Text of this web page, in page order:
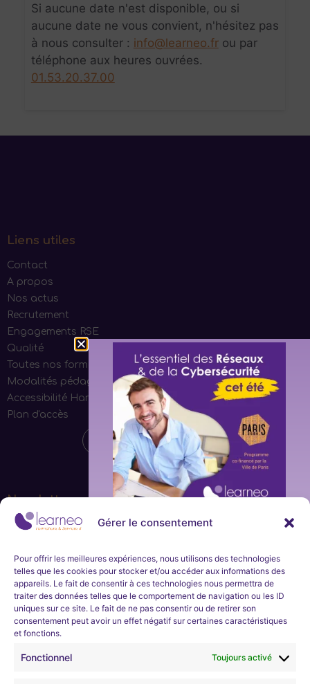
Gérer le consentement
Pour offrir les meilleures expériences, nous utilisons des technologies
telles que les cookies pour stocker et/ou accéder aux informations des
appareils. Le fait de consentir à ces technologies nous permettra de
traiter des données telles que le comportement de navigation ou les ID
uniques sur ce site. Le fait de ne pas consentir ou de retirer son
consentement peut avoir un effet négatif sur certaines caractéristiques
et fonctions.
Fonctionnel Toujours activé
Si aucune date n'est disponible, ou si
aucune date ne vous convient, n'hésitez pas
à nous consulter : info@learneo.frou par
téléphone aux heures ouvrées.
01.53.20.37.00
Liens utiles
Contact
A propos
Nos actus
Recrutement
Engagements RSE
Qualité
Toutes nos formations
Modalités pédagogiques
Accessibilité Handicap
Plan d'accès
Newsletter
Ne manquez aucune actualité de la part de Learneo
vous à notre newsletter mensuelle.
S'inscrire
Nous développons l’expertise professionnelle et soutenons
l’évolution de carrières dans les domaines technologiques
immédiate
et en
continu
Learneo Académie organise unprogramme